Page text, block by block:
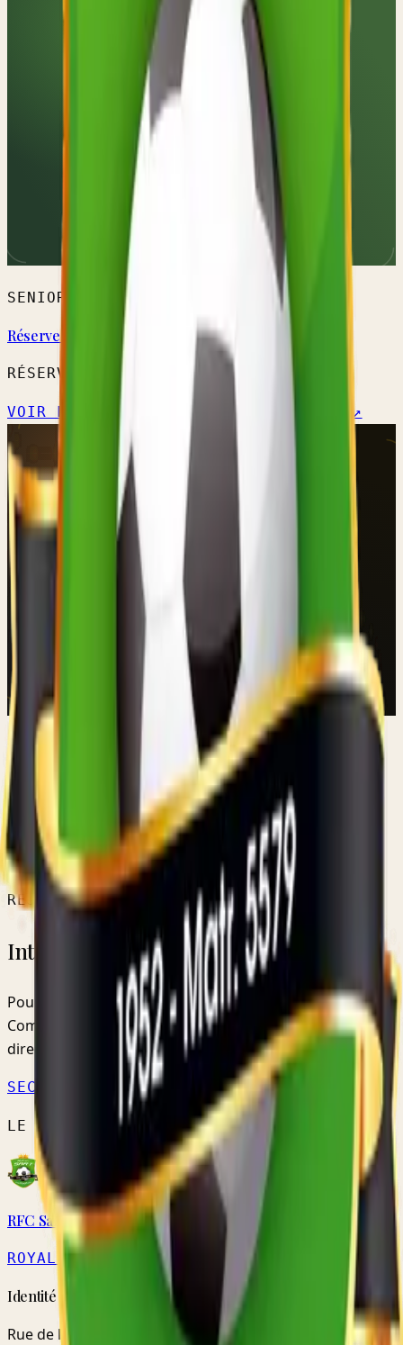
SENIORS HOMMES
Réserve A
RÉSERVE PROVINCIALE
VOIR L'ÉQUIPE → CALENDRIER OFFICIEL ↗
SENIORS HOMMES
Réserve B
RÉSERVE PROVINCIALE
VOIR L'ÉQUIPE →CALENDRIER OFFICIEL ↗
REJOINDRE LE CLUB
Intéressé par nos équipes ?
Pour les jeunes, les inscriptions se font via la
Commission Jeunes. Pour les seniors, contactez-nous
directement.
SECTION JEUNES → NOUS CONTACTER
LE CLUB
RFC Sart
ROYAL · MATRICULE 5579
Identité · Fidélité · Mentalité
Rue de l'Ermitage, 48d